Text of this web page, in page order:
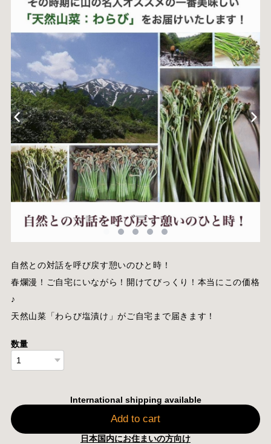
自然との対話を呼び戻す憩いのひと時！
春爛漫！ご自宅にいながら！開けてびっくり！本当にこの価格
♪
天然山菜「わらび塩漬け」がご自宅まで届きます！
数量
International shipping available
Add to cart
日本国内にお住まいの方向け